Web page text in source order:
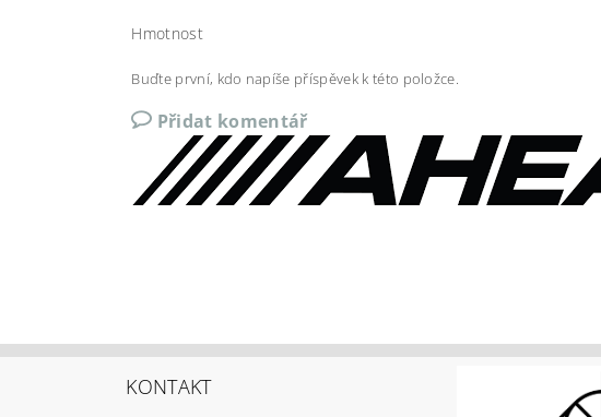
Hmotnost
Buďte první, kdo napíše příspěvek k této položce.
Přidat komentář
KONTAKT